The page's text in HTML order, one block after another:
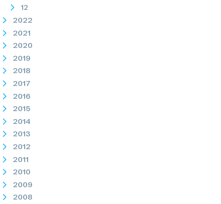
12
2022
2021
2020
2019
2018
2017
2016
2015
2014
2013
2012
2011
2010
2009
2008